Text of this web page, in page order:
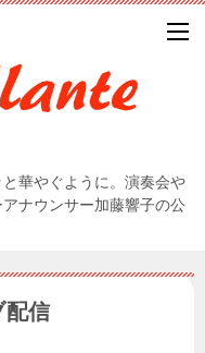
華やぐように。演奏会や
ナウンサー加藤響子の公
配信